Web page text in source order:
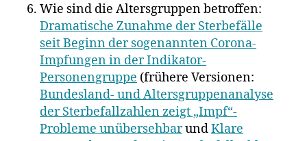
Wie sind die Altersgruppen betroffen:
Dramatische Zunahme der Sterbefälle
seit Beginn der sogenannten Corona-
Impfungen in der Indikator-
Personengruppe (frühere Versionen:
Bundesland- und Altersgruppenanalyse
der Sterbefallzahlen zeigt „Impf“-
Probleme unübersehbarundKlare